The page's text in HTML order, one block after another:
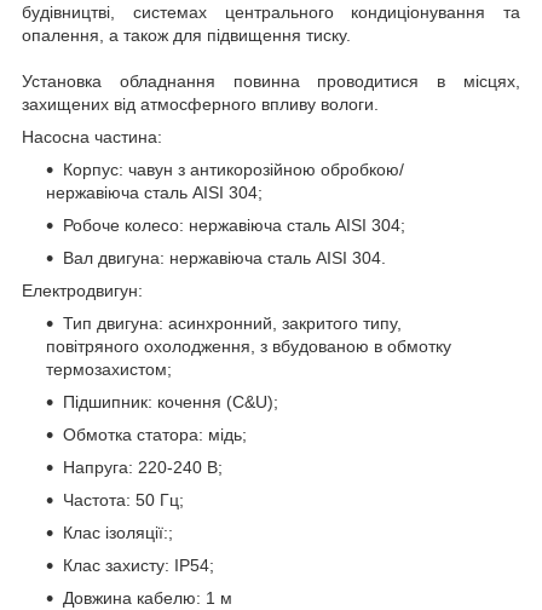
будівництві, системах центрального кондиціонування та
опалення, а також для підвищення тиску.
Установка обладнання повинна проводитися в місцях,
захищених від атмосферного впливу вологи.
Насосна частина:
Корпус: чавун з антикорозійною обробкою/
нержавіюча сталь AISI 304;
Робоче колесо: нержавіюча сталь AISI 304;
Вал двигуна: нержавіюча сталь AISI 304.
Електродвигун:
Тип двигуна: асинхронний, закритого типу,
повітряного охолодження, з вбудованою в обмотку
термозахистом;
Підшипник: кочення (C&U);
Обмотка статора: мідь;
Напруга: 220-240 В;
Частота: 50 Гц;
Клас ізоляції:;
Клас захисту: IP54;
Довжина кабелю: 1 м